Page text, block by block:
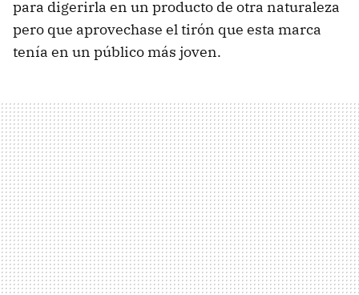
para digerirla en un producto de otra naturaleza
pero que aprovechase el tirón que esta marca
tenía en un público más joven.